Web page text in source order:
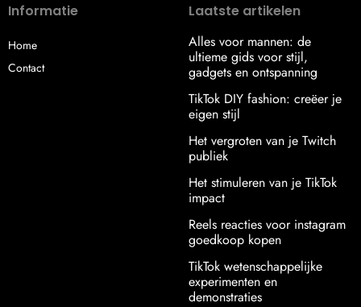
Informatie
Home
Contact
Laatste artikelen
Alles voor mannen: de
ultieme gids voor stijl,
gadgets en ontspanning
TikTok DIY fashion: creëer je
eigen stijl
Het vergroten van je Twitch
publiek
Het stimuleren van je TikTok
impact
Reels reacties voor instagram
goedkoop kopen
TikTok wetenschappelijke
experimenten en
demonstraties